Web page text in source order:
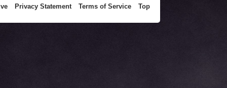
Privacy Statement Terms of Service Top